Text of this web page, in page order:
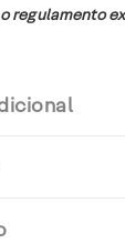
regulamento